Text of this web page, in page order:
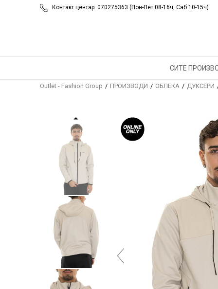
Контакт центар: 070275363 (Пон-Пет 08-16ч, Саб 10-15ч)
СИТЕ
Outlet - Fashion Group ПРОИЗВОДИ ОБЛЕКА ДУКСЕРИ